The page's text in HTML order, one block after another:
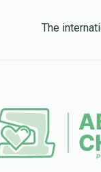
Ychezkel Itkin
3 months ago
The